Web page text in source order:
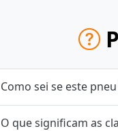
Como sei se este
O que significam as